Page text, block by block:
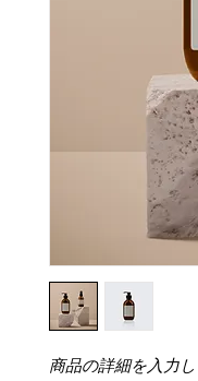
商品の詳細を入力